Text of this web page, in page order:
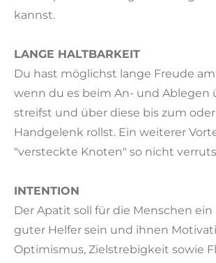
kannst.
LANGE HALTBARKEIT
Du hast möglichst lange Freude
wenn du es beim An- und Ablegen
streifst und über diese bis zum
Handgelenk rollst. Ein weiterer
"versteckte Knoten" so nicht
INTENTION
Der Apatit soll für die Menschen
guter Helfer sein und ihnen
Optimismus, Zielstrebigkeit sowie